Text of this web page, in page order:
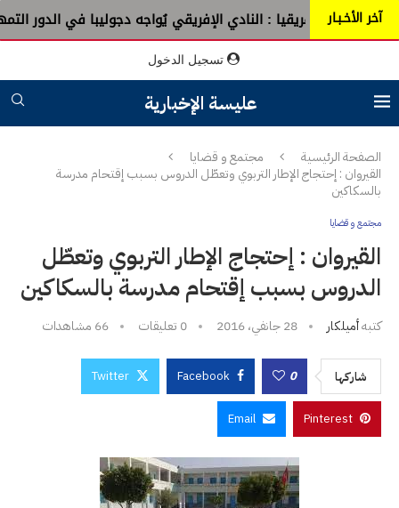
آخر الأخـبـار
أفريقيا : النادي الإفريقي يُواجه دجوليبا في الدور التمهيدي الأوّل
تسجيل الدخول
عليسة الإخبارية
الصفحة الرئيسية
مجتمع و قضايا
القيروان : إحتجاج الإطار التربوي وتعطّل الدروس بسبب إقتحام مدرسة
بالسكاكين
مجتمع و قضايا
القيروان : إحتجاج الإطار التربوي وتعطّل
الدروس بسبب إقتحام مدرسة بالسكاكين
كتبهأميلكار 28 جانفي، 2016 0 تعليقات 66 مشاهدات
شاركها 0
Facebook
Twitter
Pinterest
Email